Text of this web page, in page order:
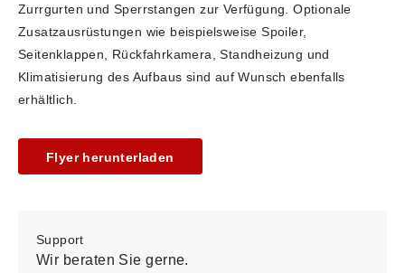
Zurrgurten und Sperrstangen zur Verfügung. Optionale
Zusatzausrüstungen wie beispielsweise Spoiler,
Seitenklappen, Rückfahrkamera, Standheizung und
Klimatisierung des Aufbaus sind auf Wunsch ebenfalls
erhältlich.
Flyer herunterladen
Support
Wir beraten Sie gerne.